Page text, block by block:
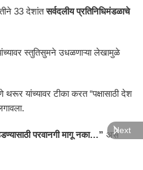
33 देशांतसर्वदलीय प्रतिनिधिमंडळाचे
स्तुतिसुमने उधळणाऱ्या लेखामुळे
यांच्यावर टीका करत “पक्षासाठी देश
परवानगी मागू नका…” असेNext